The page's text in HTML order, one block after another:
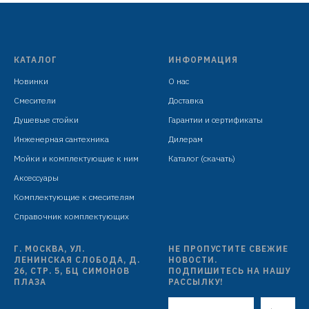
КАТАЛОГ
Новинки
Смесители
Душевые стойки
Инженерная сантехника
Мойки и комплектующие к ним
Аксессуары
Комплектующие к смесителям
Справочник комплектующих
ИНФОРМАЦИЯ
О нас
Доставка
Гарантии и сертификаты
Дилерам
Каталог (скачать)
Г. МОСКВА, УЛ.
ЛЕНИНСКАЯ СЛОБОДА, Д.
26, СТР. 5, БЦ СИМОНОВ
ПЛАЗА
НЕ ПРОПУСТИТЕ СВЕЖИЕ
НОВОСТИ.
ПОДПИШИТЕСЬ НА НАШУ
РАССЫЛКУ!